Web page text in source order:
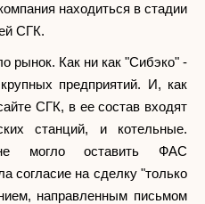
находиться в стадии
СГК.
рынок. Как ни как "Сибэко" -
предприятий. И, как
СГК, в ее состав входят
станций, и котельные.
не могло оставить ФАС
согласие на сделку "только
направленным письмом